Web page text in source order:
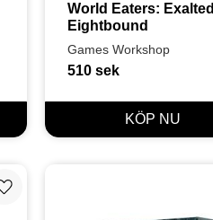
World Eaters: Exalted
Eightbound
Games Workshop
510sek
Lägg till i favoriter